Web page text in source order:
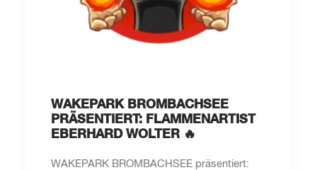
WAKEPARK BROMBACHSEE
PRÄSENTIERT: FLAMMENARTIST
EBERHARD WOLTER 🔥
WAKEPARK BROMBACHSEE präsentiert: